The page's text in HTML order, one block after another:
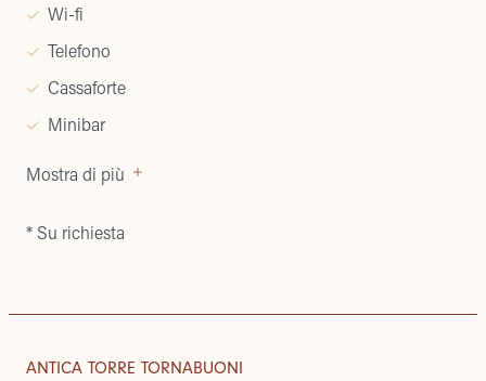
Wi-fi
Telefono
Cassaforte
Minibar
Mostra di più
* Su richiesta
ANTICA TORRE TORNABUONI